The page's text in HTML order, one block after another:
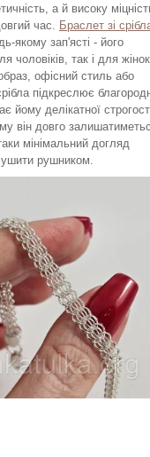
а й високу
час.
Браслет зі
якому зап'ясті - його
чоловіків, так і для жінок.
офісний стиль або
підкреслює
йому делікатної
він довго
мінімальний догляд
рушником.